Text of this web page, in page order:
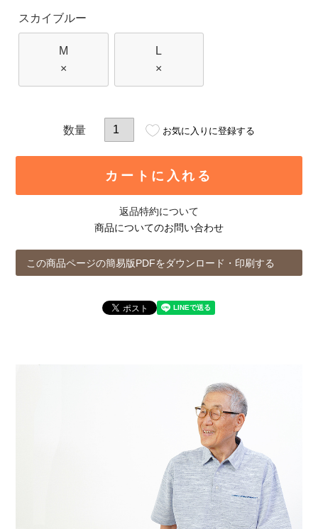
スカイブルー
M
×
L
×
お気に入りに登録する
カートに入れる
返品特約について
商品についてのお問い合わせ
この商品ページの簡易版PDFをダウンロード・印刷する